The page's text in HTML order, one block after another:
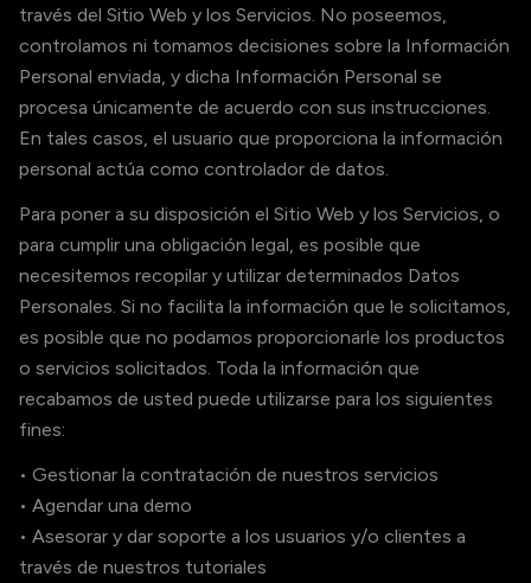
través del Sitio Web y los Servicios. No poseemos,
controlamos ni tomamos decisiones sobre la Información
Personal enviada, y dicha Información Personal se
procesa únicamente de acuerdo con sus instrucciones.
En tales casos, el usuario que proporciona la información
personal actúa como controlador de datos.
Para poner a su disposición el Sitio Web y los Servicios, o
para cumplir una obligación legal, es posible que
necesitemos recopilar y utilizar determinados Datos
Personales. Si no facilita la información que le solicitamos,
es posible que no podamos proporcionarle los productos
o servicios solicitados. Toda la información que
recabamos de usted puede utilizarse para los siguientes
fines:
• Gestionar la contratación de nuestros servicios
• Agendar una demo
• Asesorar y dar soporte a los usuarios y/o clientes a
través de nuestros tutoriales